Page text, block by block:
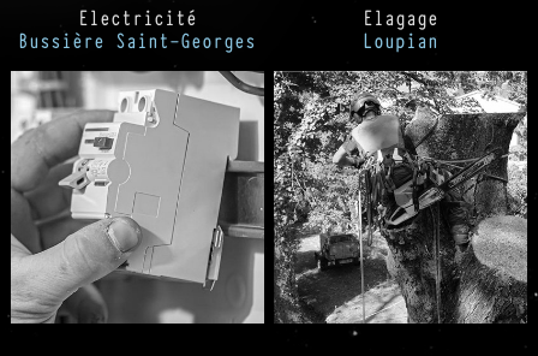
Electricité
Bussière Saint-Georges
Elagage
Loupian